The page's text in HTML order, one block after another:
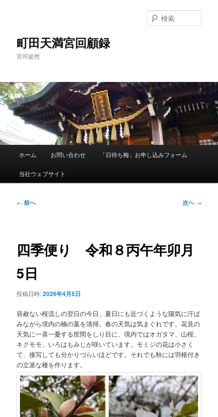
へ
移
動
町田天満宮回顧録
宮司徒然
索
メ
ホーム お問い合わせ 「日待ち梅」お申し込みフォーム
当社ウェブサイト
投
ゲ
ー
ョ
← 前へ 次へ→
四季便り 令和８丙午年卯月
5日
投稿日時:2026年4月5日
容赦ない桜流しの翌日の今日、夏日にも近づくような陽気に汗ば
みながら境内の楠の葉を清掃。春の天気は気まぐれです。花見の
天気に一喜一憂する世間をしり目に、境内ではオガタマ、山桜、
キクモモ、いろはもみじが咲いています。モミジの花は小さく
て、接写しても分かりづらいほどです。それでも秋には羽根付き
の立派な種を作ります。